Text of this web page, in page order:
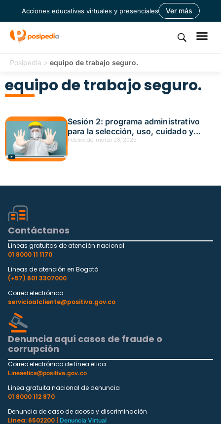
Acciones educativas virtuales y presenciales Ver más
Posipedia > equipo de trabajo seguro.
equipo de trabajo seguro.
Sesión 2: programa administrativo
para la selección, uso, cuidado y
reposición de elementos de
Publicado: marzo 28, 2025
Contáctanos
Líneas gratuitas de atención nacional
01 8000 11 1170
Líneas de atención en Bogotá
(+57) 601 3307000
Correo electrónico
servicioalcliente@positiva.gov.co
Denuncia aquí casos de fraude o
corrupción
Correo electrónico de línea ética
Lineaetica@positiva.gov.co
Línea gratuita nacional de denuncia
01 8000 112 870
Denuncia de caso de acoso y discriminación
Línea: 6502200 |
Denuncia Virtual